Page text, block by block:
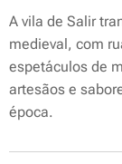
A vila de Salir
medieval, com
espetáculos de
artesãos e
época.